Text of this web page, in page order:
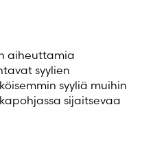
aiheuttamia
syylien
syyliä muihin
sijaitsevaa